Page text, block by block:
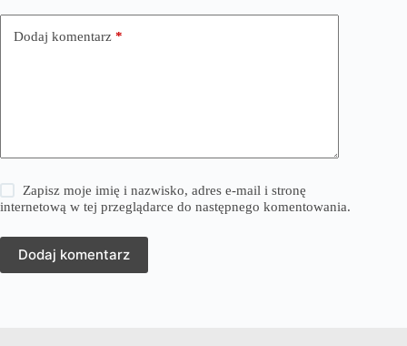
Dodaj komentarz *
Zapisz moje imię i nazwisko, adres e-mail i stronę
internetową w tej przeglądarce do następnego komentowania.
Dodaj komentarz